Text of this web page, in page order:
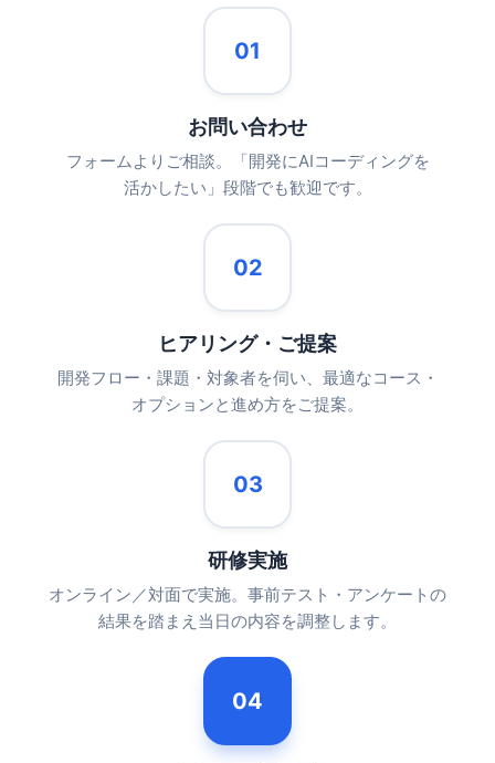
01
お問い合わせ
フォームよりご相談。「開発にAIコーディングを
活かしたい」段階でも歓迎です。
02
ヒアリング・ご提案
開発フロー・課題・対象者を伺い、最適なコース・
オプションと進め方をご提案。
03
研修実施
オンライン／対面で実施。事前テスト・アンケートの
結果を踏まえ当日の内容を調整します。
04